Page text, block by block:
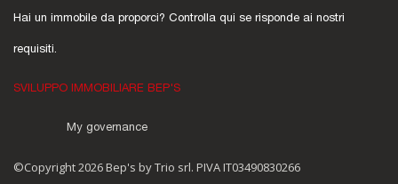
Hai un immobile da proporci? Controlla qui se risponde ai nostri
requisiti.
SVILUPPO IMMOBILIARE BEP'S
My governance
©Copyright 2026 Bep's by Trio srl. PIVA IT03490830266